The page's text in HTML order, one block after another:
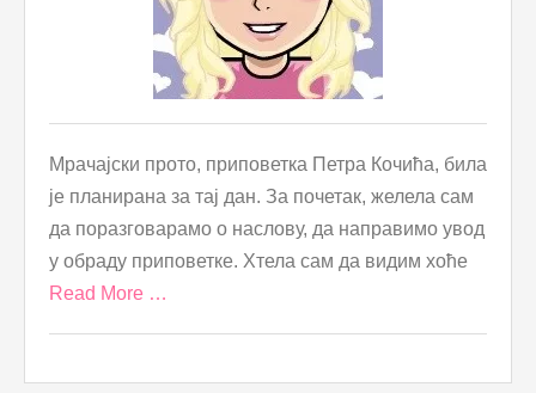
Мрачајски прото, приповетка Петра Кочића, била
је планирана за тај дан. За почетак, желела сам
да поразговарамо о наслову, да направимо увод
у обраду приповетке. Хтела сам да видим хоће
Read More …